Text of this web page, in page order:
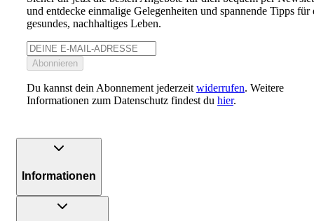
und entdecke einmalige Gelegenheiten und spannende Tipps für
gesundes, nachhaltiges Leben.
Abonnieren
Du kannst dein Abonnement jederzeitwiderrufen. Weitere
Informationen zum Datenschutz findest du hier.
Informationen